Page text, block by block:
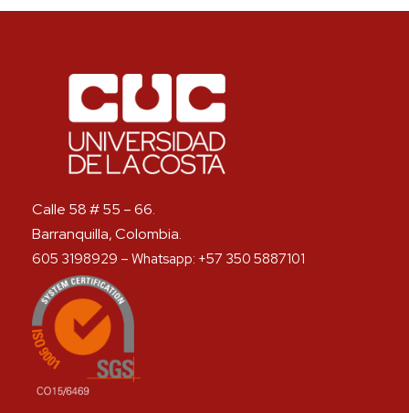
Calle 58 # 55 – 66.
Barranquilla, Colombia.
605 3198929 – Whatsapp: +57 350 5887101